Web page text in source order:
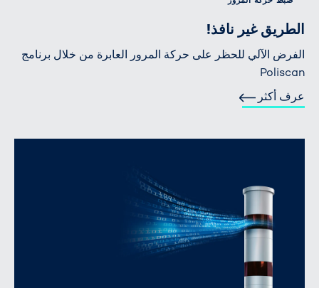
الطريق غير نافذ!
الفرض الآلي للحظر على حركة المرور العابرة من خلال برنامج
Poliscan
عرف أكثر